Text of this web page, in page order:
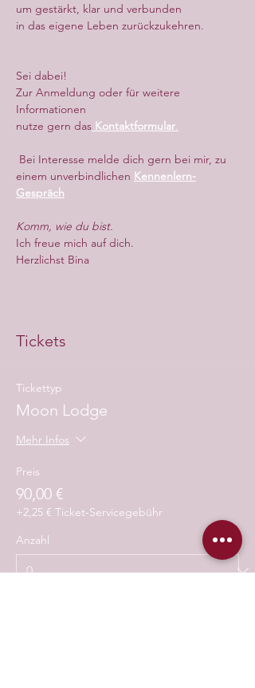
um gestärkt, klar und verbunden
in das eigene Leben zurückzukehren.
Sei dabei!
Zur Anmeldung oder für weitere
Informationen
nutze gern das Kontaktformular.
Bei Interesse melde dich gern bei mir, zu
einem unverbindlichen Kennenlern-
Gespräch
Komm, wie du bist.
Ich freue mich auf dich.
Herzlichst Bina
Tickets
Tickettyp
Moon Lodge
Mehr Infos
Preis
90,00 €
+2,25 € Ticket-Servicegebühr
Anzahl